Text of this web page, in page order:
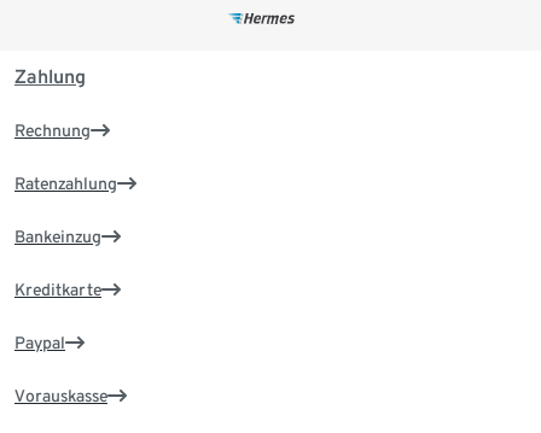
Zahlung
Rechnung
Ratenzahlung
Bankeinzug
Kreditkarte
Paypal
Vorauskasse